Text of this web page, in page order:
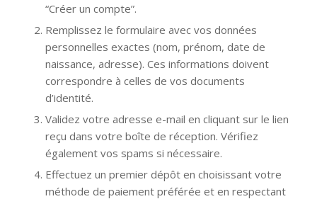
“Créer un compte”.
Remplissez le formulaire avec vos données
personnelles exactes (nom, prénom, date de
naissance, adresse). Ces informations doivent
correspondre à celles de vos documents
d’identité.
Validez votre adresse e-mail en cliquant sur le lien
reçu dans votre boîte de réception. Vérifiez
également vos spams si nécessaire.
Effectuez un premier dépôt en choisissant votre
méthode de paiement préférée et en respectant